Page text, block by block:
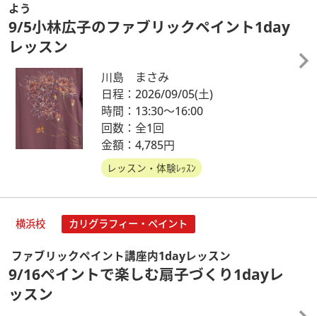
よう
9/5小林広子のファブリックペイント1day
レッスン
川島 まさみ
日程：2026/09/05(土)
時間：13:30～16:00
回数：全1回
金額：4,785円
レッスン・体験ﾚｯｽﾝ
横浜校 カリグラフィー・ペイント
ファブリックペイント講座内1dayレッスン
9/16ペイントで楽しむ扇子づくり1dayレ
ッスン